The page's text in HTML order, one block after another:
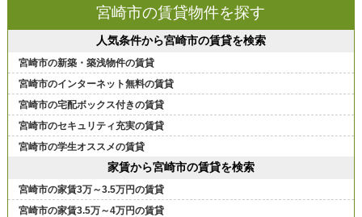
宮崎市の賃貸物件を探す
人気条件から宮崎市の賃貸を検索
宮崎市の新築・築浅物件の賃貸
宮崎市のインターネット無料の賃貸
宮崎市の宅配ボックス付きの賃貸
宮崎市のセキュリティ充実の賃貸
宮崎市の学生オススメの賃貸
家賃から宮崎市の賃貸を検索
宮崎市の家賃3万～3.5万円の賃貸
宮崎市の家賃3.5万～4万円の賃貸